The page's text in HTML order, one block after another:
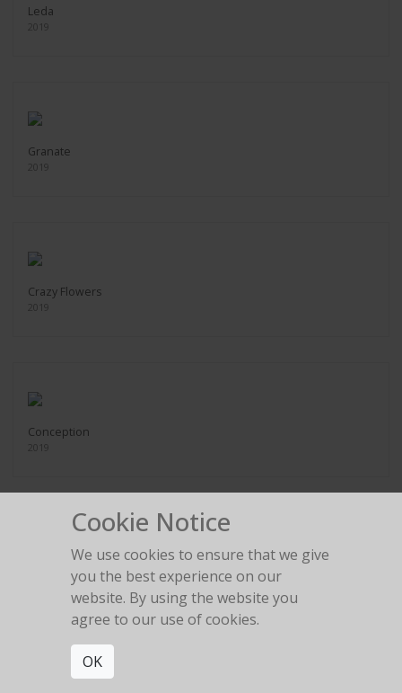
Leda
2019
Granate
2019
Crazy Flowers
2019
Conception
2019
Cookie Notice
We use cookies to ensure that we give
you the best experience on our
website. By using the website you
agree to our use of cookies.
OK